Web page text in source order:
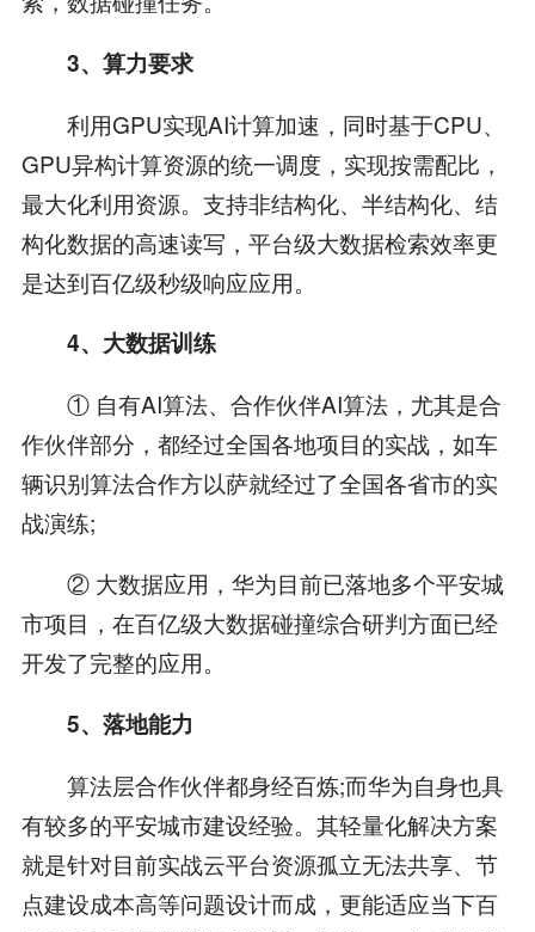
3、算力要求
利用GPU实现AI计算加速，同时基于CPU、
GPU异构计算资源的统一调度，实现按需配比，
最大化利用资源。支持非结构化、半结构化、结
构化数据的高速读写，平台级大数据检索效率更
是达到百亿级秒级响应应用。
4、大数据训练
① 自有AI算法、合作伙伴AI算法，尤其是合
作伙伴部分，都经过全国各地项目的实战，如车
辆识别算法合作方以萨就经过了全国各省市的实
战演练;
② 大数据应用，华为目前已落地多个平安城
市项目，在百亿级大数据碰撞综合研判方面已经
开发了完整的应用。
5、落地能力
算法层合作伙伴都身经百炼;而华为自身也具
有较多的平安城市建设经验。其轻量化解决方案
就是针对目前实战云平台资源孤立无法共享、节
点建设成本高等问题设计而成，更能适应当下百